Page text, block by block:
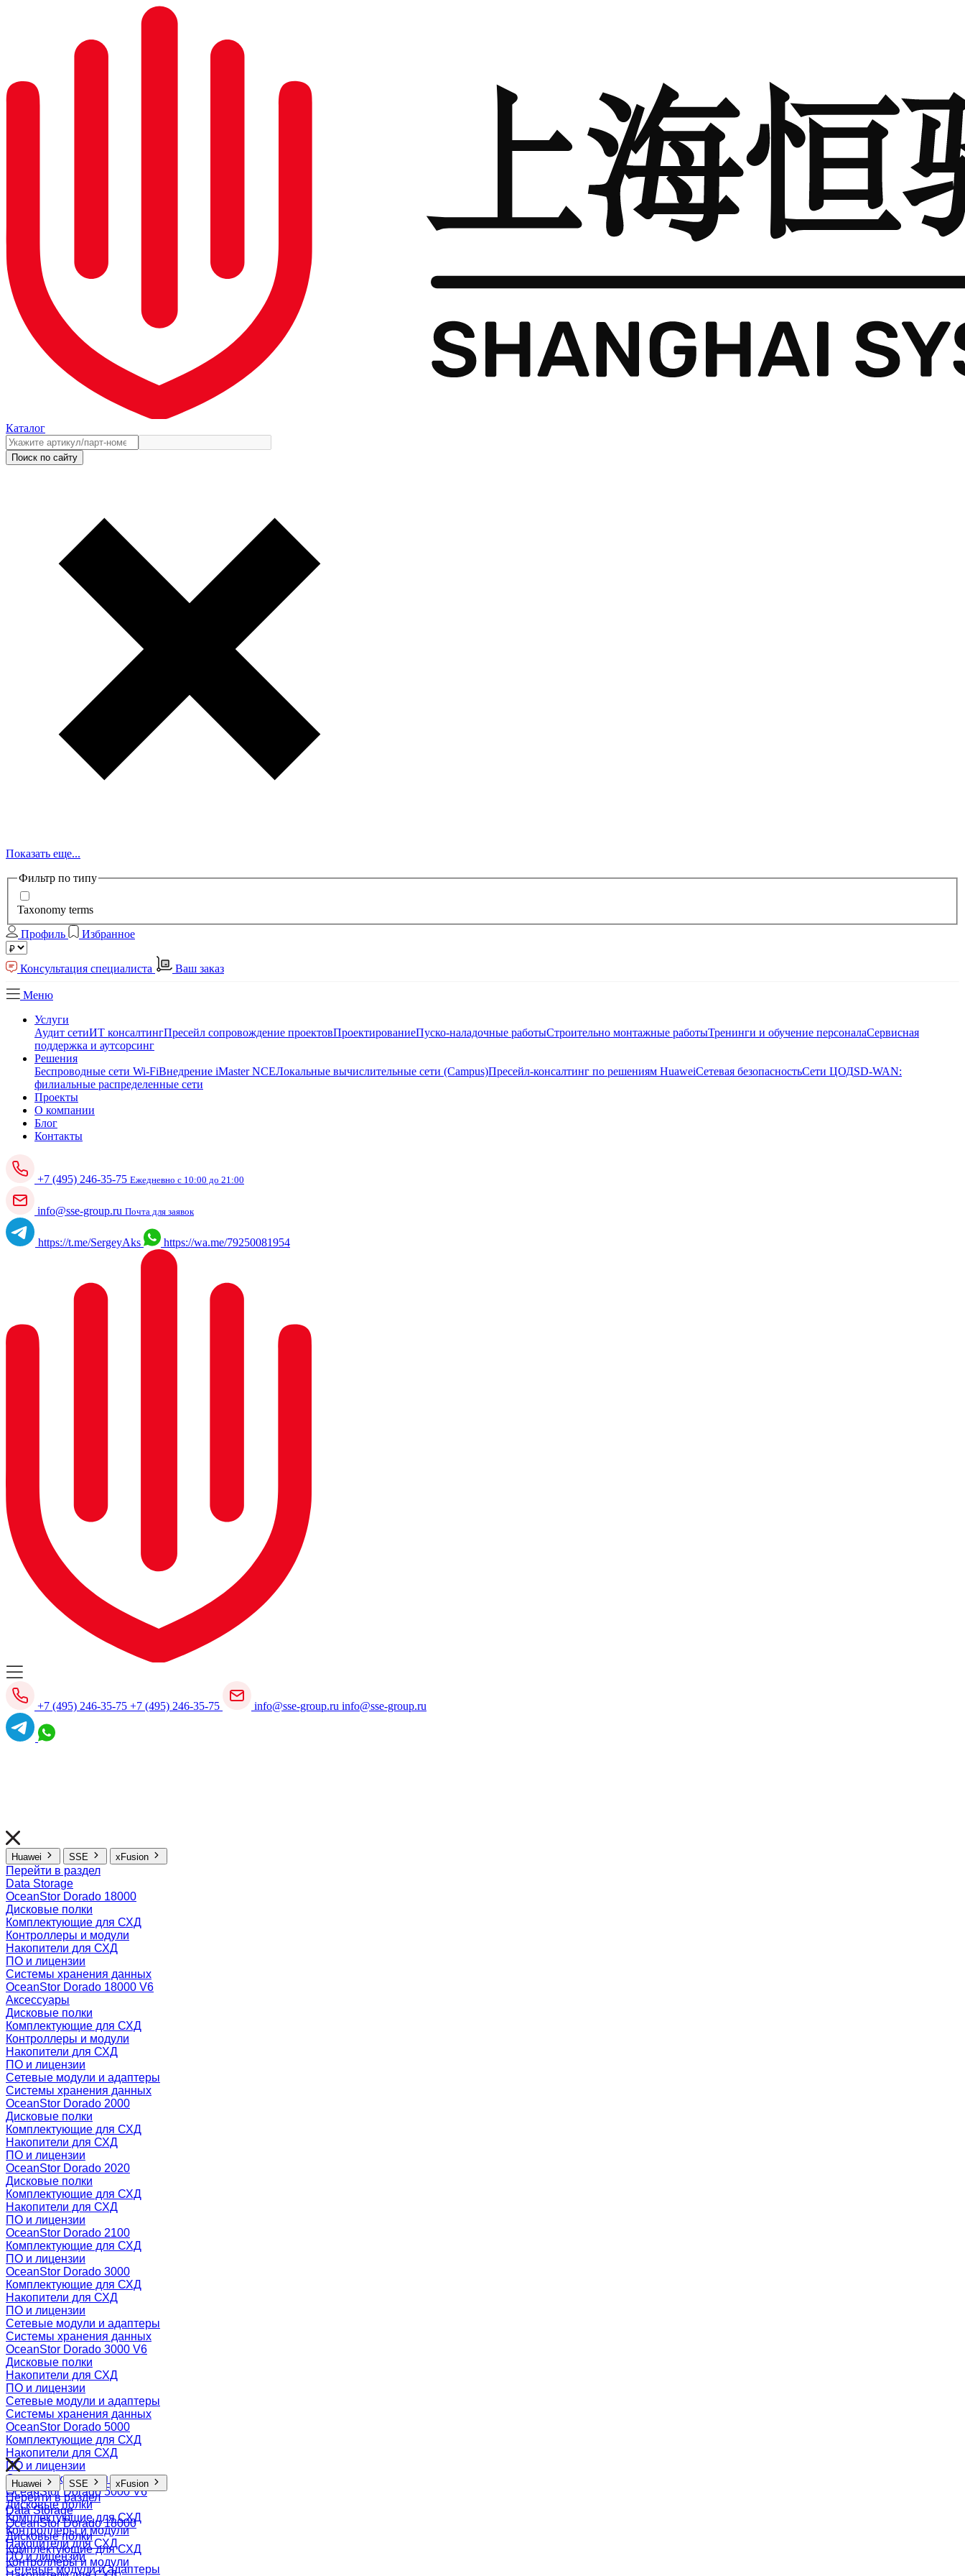
Каталог
Поиск по сайту
Показать еще...
Фильтр по типу
Taxonomy terms
Профиль
Избранное
Консультация специалиста Ваш заказ
Меню
Услуги
Аудит сетиИТ консалтингПресейл сопровождение проектовПроектированиеПуско-наладочные работыСтроительно монтажные работыТренинги и обучение персоналаСервисная
поддержка и аутсорсинг
Решения
Беспроводные сети Wi-FiВнедрение iMaster NCEЛокальные вычислительные сети (Campus)Пресейл-консалтинг по решениям HuaweiСетевая безопасностьСети ЦОДSD-WAN:
филиальные распределенные сети
Проекты
О компании
Блог
Контакты
+7 (495) 246-35-75 Ежедневно с 10:00 до 21:00
info@sse-group.ru Почта для заявок
https://t.me/SergeyAks https://wa.me/79250081954
+7 (495) 246-35-75 +7 (495) 246-35-75 info@sse-group.ru info@sse-group.ru
Huawei SSE xFusion
Перейти в раздел
Data Storage
OceanStor Dorado 18000
Дисковые полки
Комплектующие для СХД
Контроллеры и модули
Накопители для СХД
ПО и лицензии
Системы хранения данных
OceanStor Dorado 18000 V6
Аксессуары
Дисковые полки
Комплектующие для СХД
Контроллеры и модули
Накопители для СХД
ПО и лицензии
Сетевые модули и адаптеры
Системы хранения данных
OceanStor Dorado 2000
Дисковые полки
Комплектующие для СХД
Накопители для СХД
ПО и лицензии
OceanStor Dorado 2020
Дисковые полки
Комплектующие для СХД
Накопители для СХД
ПО и лицензии
OceanStor Dorado 2100
Комплектующие для СХД
ПО и лицензии
OceanStor Dorado 3000
Комплектующие для СХД
Накопители для СХД
ПО и лицензии
Сетевые модули и адаптеры
Системы хранения данных
OceanStor Dorado 3000 V6
Дисковые полки
Накопители для СХД
ПО и лицензии
Сетевые модули и адаптеры
Системы хранения данных
OceanStor Dorado 5000
Комплектующие для СХД
Накопители для СХД
ПО и лицензии
Системы хранения данных
OceanStor Dorado 5000 V6
Дисковые полки
Комплектующие для СХД
Контроллеры и модули
Накопители для СХД
ПО и лицензии
Сетевые модули и адаптеры
Huawei SSE xFusion
Перейти в раздел
Data Storage
OceanStor Dorado 18000
Дисковые полки
Комплектующие для СХД
Контроллеры и модули